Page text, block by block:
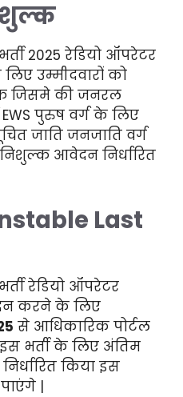
2025 रेडियो ऑपरेटर
उम्मीदवारों को
जिसमे की जनरल
पुरुष वर्ग के लिए
जाति जनजाति वर्ग
आवेदन निर्धारित
Last
रेडियो ऑपरेटर
करने के लिए
से आधिकारिक पोर्टल
भर्ती के लिए अंतिम
निर्धारित किया इस
|